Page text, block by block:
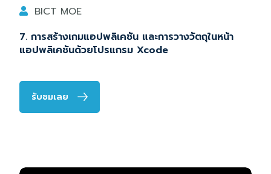
BICT MOE
7. การสร้างเกมแอปพลิเคชัน และการวางวัตถุในหน้า
แอปพลิเคชันด้วยโปรแกรม Xcode
รับชมเลย